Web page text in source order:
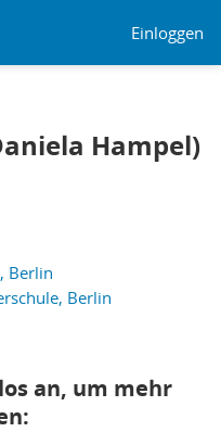
Einloggen
Hampel)
Berlin
Berlin
an, um mehr